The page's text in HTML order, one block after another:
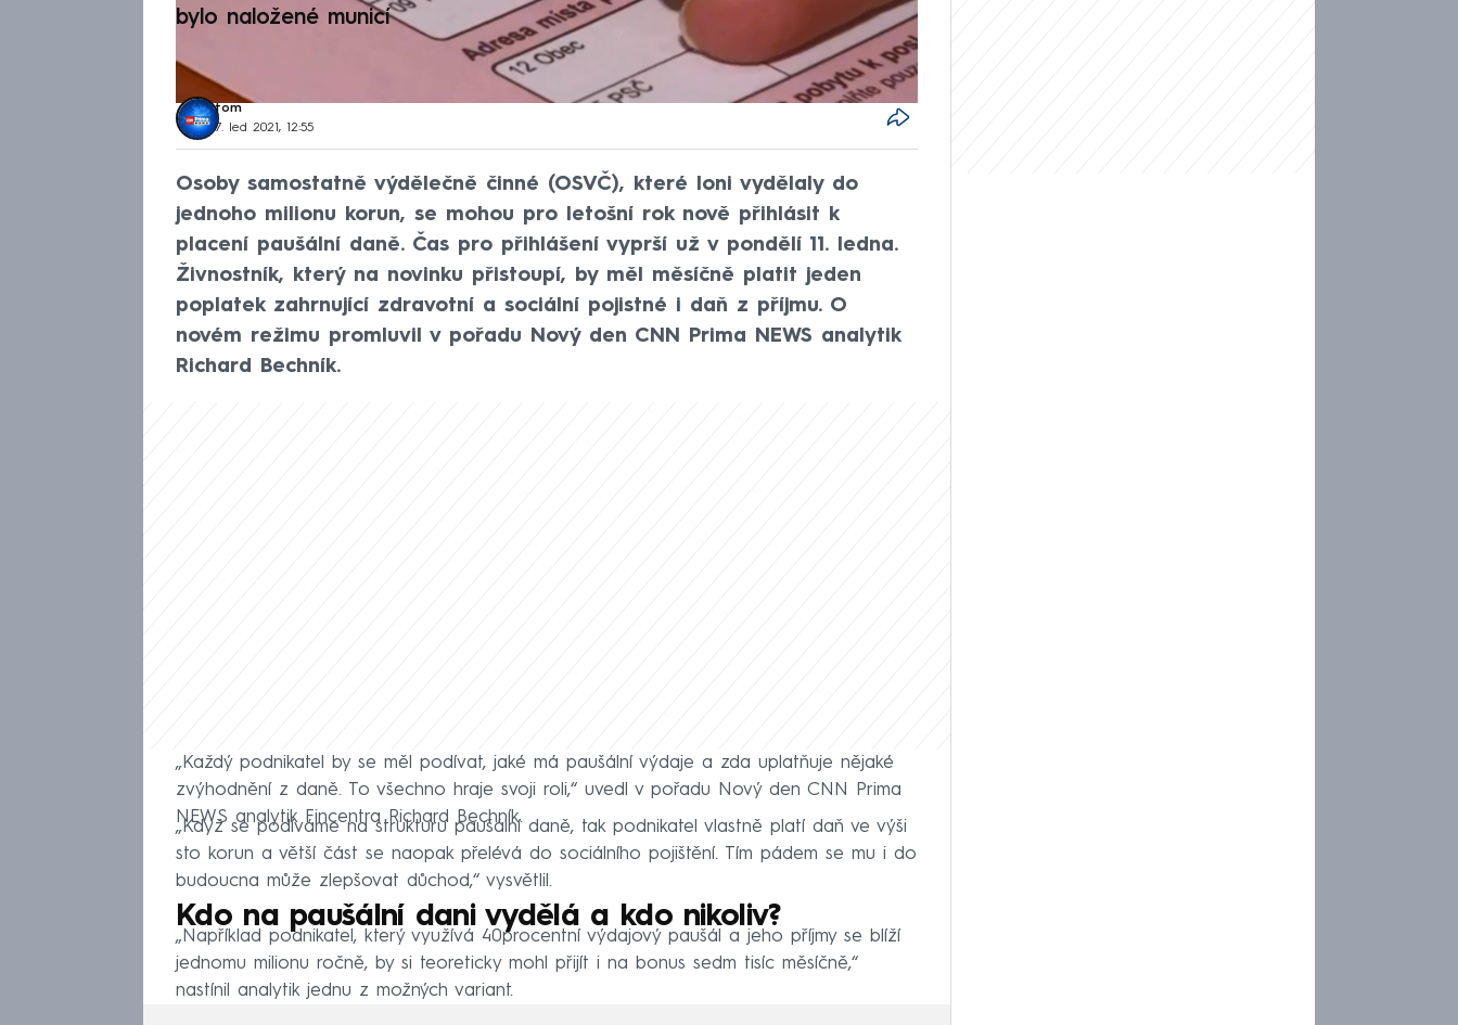
bylo naložené municí
tom
7. led 2021, 12:55
Osoby samostatně výdělečně činné (OSVČ), které loni vydělaly do
jednoho milionu korun, se mohou pro letošní rok nově přihlásit k
placení paušální daně. Čas pro přihlášení vyprší už v pondělí 11. ledna.
Živnostník, který na novinku přistoupí, by měl měsíčně platit jeden
poplatek zahrnující zdravotní a sociální pojistné i daň z příjmu. O
novém režimu promluvil v pořadu Nový den CNN Prima NEWS analytik
Richard Bechník.
„Každý podnikatel by se měl podívat, jaké má paušální výdaje a zda uplatňuje nějaké
zvýhodnění z daně. To všechno hraje svoji roli,“ uvedl v pořadu Nový den CNN Prima
NEWS analytik Fincentra Richard Bechník.
„Když se podíváme na strukturu paušální daně, tak podnikatel vlastně platí daň ve výši
sto korun a větší část se naopak přelévá do sociálního pojištění. Tím pádem se mu i do
budoucna může zlepšovat důchod,“ vysvětlil.
Kdo na paušální dani vydělá a kdo nikoliv?
„Například podnikatel, který využívá 40procentní výdajový paušál a jeho příjmy se blíží
jednomu milionu ročně, by si teoreticky mohl přijít i na bonus sedm tisíc měsíčně,“
nastínil analytik jednu z možných variant.